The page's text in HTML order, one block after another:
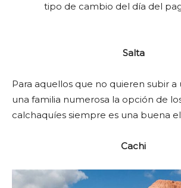
tipo de cambio del día del
Salta
Para aquellos que no quieren subir a
una familia numerosa la opción de
calchaquíes siempre es una buena
Cachi